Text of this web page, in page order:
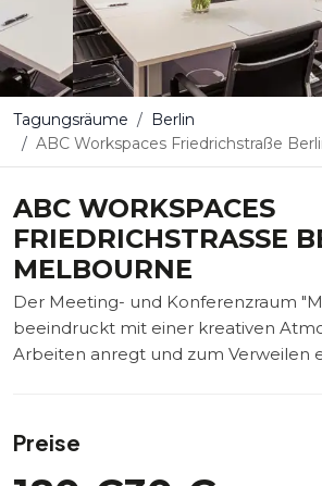
Tagungsräume
Berlin
ABC Workspaces Friedrichstraße
ABC WORKSPACES
FRIEDRICHSTRASSE
ELBOURNE
Der Meeting- und Konferenzraum
beeindruckt mit einer kreativen
Arbeiten anregt und zum Verweilen
Preise